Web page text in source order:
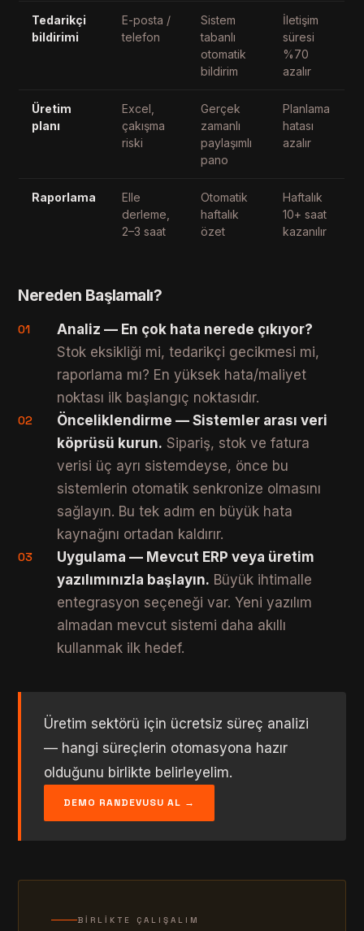
Tedarikçi
bildirimi
E-posta /
telefon
Sistem
tabanlı
otomatik
bildirim
İletişim
süresi
%70
azalır
Üretim
planı
Excel,
çakışma
riski
Gerçek
zamanlı
paylaşımlı
pano
Planlama
hatası
azalır
Raporlama
Elle
derleme,
2–3 saat
Otomatik
haftalık
özet
Haftalık
10+ saat
kazanılır
Nereden Başlamalı?
01
Analiz — En çok hata nerede çıkıyor?
Stok eksikliği mi, tedarikçi gecikmesi mi,
raporlama mı? En yüksek hata/maliyet
noktası ilk başlangıç noktasıdır.
02
Önceliklendirme — Sistemler arası veri
köprüsü kurun. Sipariş, stok ve fatura
verisi üç ayrı sistemdeyse, önce bu
sistemlerin otomatik senkronize olmasını
sağlayın. Bu tek adım en büyük hata
kaynağını ortadan kaldırır.
03
Uygulama — Mevcut ERP veya üretim
yazılımınızla başlayın. Büyük ihtimalle
entegrasyon seçeneği var. Yeni yazılım
almadan mevcut sistemi daha akıllı
kullanmak ilk hedef.
Üretim sektörü için ücretsiz süreç analizi
— hangi süreçlerin otomasyona hazır
olduğunu birlikte belirleyelim.
DEMO RANDEVUSU AL →
BIRLIKTE ÇALIŞALIM